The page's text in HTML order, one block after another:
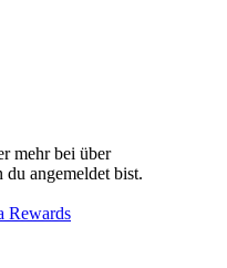
mehr bei über
angemeldet bist.
Rewards